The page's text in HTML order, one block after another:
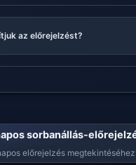
az előrejelzést?
sorbanállás-
előrejelzés megtekintéséhez